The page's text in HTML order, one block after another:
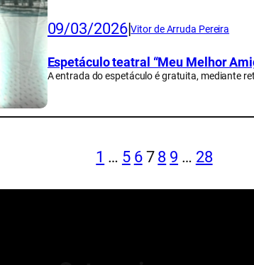
09/03/2026|Vitor de Arruda Pereira
Espetáculo teatral “Meu Melhor
A entrada do espetáculo é gratuita, mediante
1 … 5 6 7 8 9 … 28